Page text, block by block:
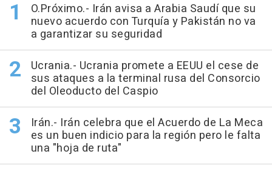
O.Próximo.- Irán avisa a Arabia Saudí que su
nuevo acuerdo con Turquía y Pakistán no va
a garantizar su seguridad
Ucrania.- Ucrania promete a EEUU el cese de
sus ataques a la terminal rusa del Consorcio
del Oleoducto del Caspio
Irán.- Irán celebra que el Acuerdo de La Meca
es un buen indicio para la región pero le falta
una "hoja de ruta"